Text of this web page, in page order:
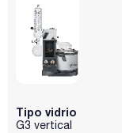
Tipo vidrio
G3 vertical